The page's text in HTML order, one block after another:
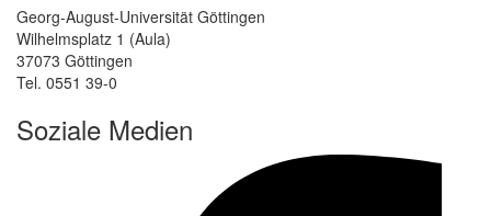
Georg-August-Universität Göttingen
Wilhelmsplatz 1 (Aula)
37073 Göttingen
Tel. 0551 39-0
Soziale Medien